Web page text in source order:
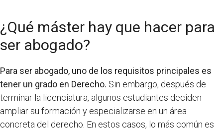
¿Qué máster hay que hacer para
ser abogado?
Para ser abogado, uno de los requisitos principales es
tener un grado en Derecho. Sin embargo, después de
terminar la licenciatura, algunos estudiantes deciden
ampliar su formación y especializarse en un área
concreta del derecho. En estos casos, lo más común es